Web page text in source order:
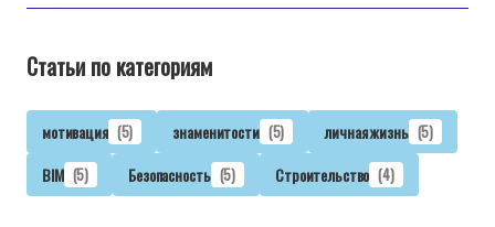
Статьи по категориям
мотивация (5) знаменитости (5) личная жизнь (5)
BIM (5) Безопасность (5) Строительство (4)